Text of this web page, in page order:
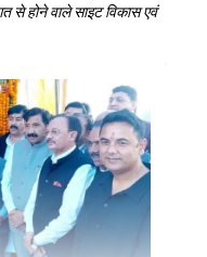
से होने वाले साइट विकास एवं